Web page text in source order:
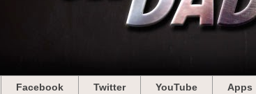
Facebook Twitter YouTube Apps